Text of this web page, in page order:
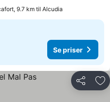
9.7 km til Alcudia
Se priser
Del